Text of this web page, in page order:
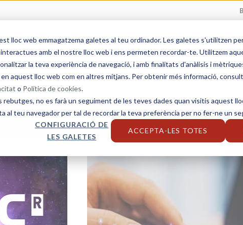
lloc web emmagatzema galetes al teu ordinador. Les galetes s'utilitzen
amb el nostre lloc web i ens permeten recordar-te. Utilitzem
la teva experiència de navegació, i amb finalitats d'anàlisis i
aquest lloc web com en altres mitjans. Per obtenir més informació,
o Política de cookies.
rebutges, no es farà un seguiment de les teves dades quan visitis aquest
al teu navegador per tal de recordar la teva preferència per no fer-ne un
CONFIGURACIÓ DE
LES GALETES
ACCEPTA-LES TOTES
jurada Serveis lingüístics Sectors
Casos d'èxit